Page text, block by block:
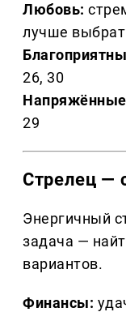
Любовь:
лучше
26, 30
29
Стрелец —
Энергичный
задача —
вариантов.
Финансы: